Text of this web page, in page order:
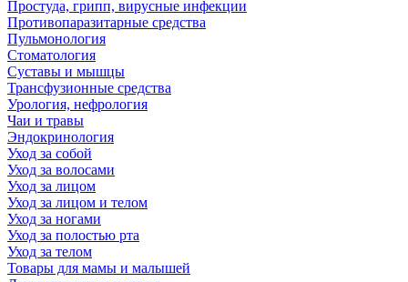
Простуда, грипп, вирусные инфекции
Противопаразитарные средства
Пульмонология
Стоматология
Суставы и мышцы
Трансфузионные средства
Урология, нефрология
Чаи и травы
Эндокринология
Уход за собой
Уход за волосами
Уход за лицом
Уход за лицом и телом
Уход за ногами
Уход за полостью рта
Уход за телом
Товары для мамы и малышей